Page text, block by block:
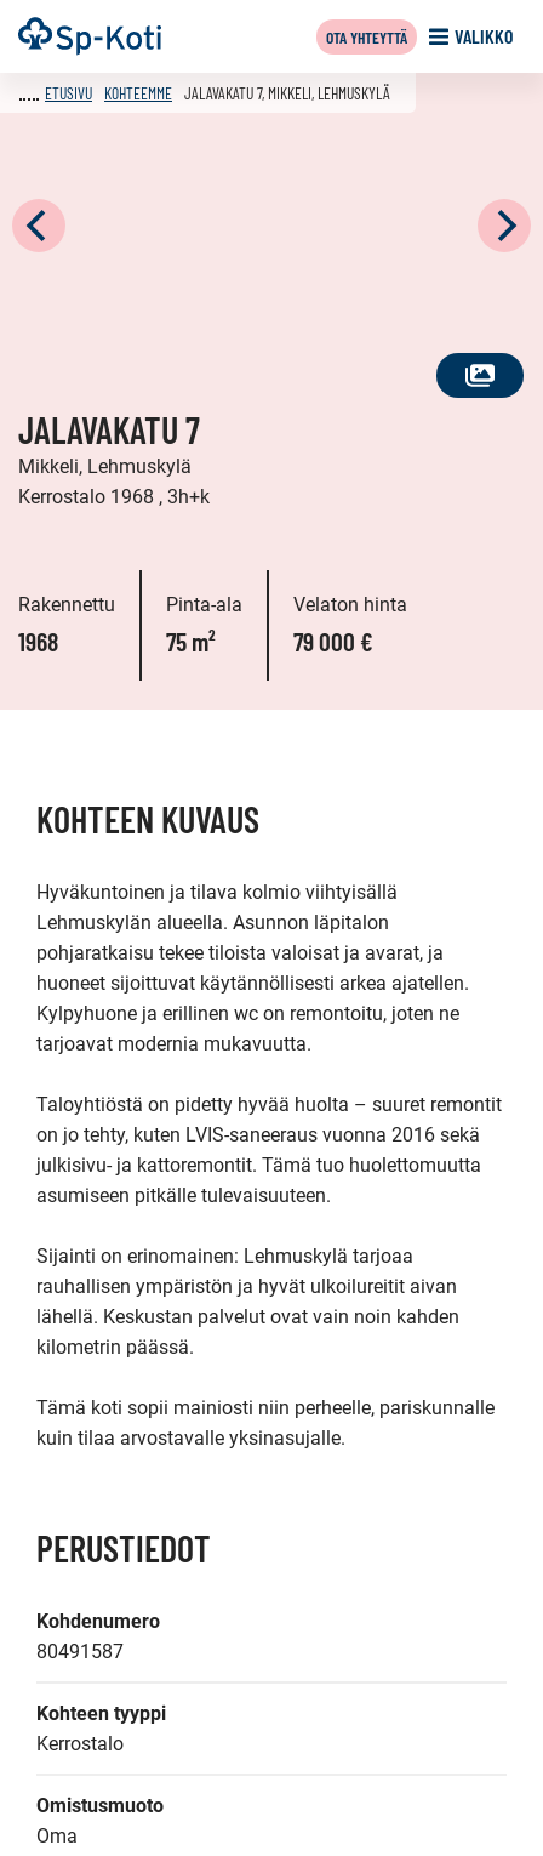
Siirry
sisältöön
Etusivu VALIKKO
OTA YHTEYTTÄ
KATSO
ETUSIVU KOHTEEMME JALAVAKATU 7, MIKKELI, LEHMUSKYLÄ
JALAVAKATU 7
Mikkeli, Lehmuskylä
Kerrostalo 1968 , 3h+k
Rakennettu
1968
Pinta-ala
75 m²
Velaton hinta
79 000 €
KOHTEEN KUVAUS
Hyväkuntoinen ja tilava kolmio viihtyisällä
Lehmuskylän alueella. Asunnon läpitalon
pohjaratkaisu tekee tiloista valoisat ja avarat, ja
huoneet sijoittuvat käytännöllisesti arkea ajatellen.
Kylpyhuone ja erillinen wc on remontoitu, joten ne
tarjoavat modernia mukavuutta.
Taloyhtiöstä on pidetty hyvää huolta – suuret remontit
on jo tehty, kuten LVIS-saneeraus vuonna 2016 sekä
julkisivu- ja kattoremontit. Tämä tuo huolettomuutta
asumiseen pitkälle tulevaisuuteen.
Sijainti on erinomainen: Lehmuskylä tarjoaa
rauhallisen ympäristön ja hyvät ulkoilureitit aivan
lähellä. Keskustan palvelut ovat vain noin kahden
kilometrin päässä.
Tämä koti sopii mainiosti niin perheelle, pariskunnalle
kuin tilaa arvostavalle yksinasujalle.
PERUSTIEDOT
Kohdenumero
80491587
Kohteen tyyppi
Kerrostalo
Omistusmuoto
Oma